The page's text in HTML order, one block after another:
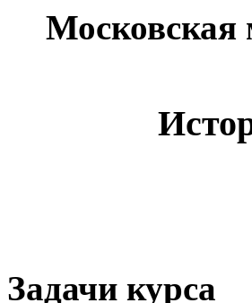
Московская
Задачи курса